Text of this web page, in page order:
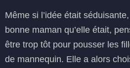
Même si l’idée était
bonne maman qu’elle était,
être trop tôt pour pousser les
de mannequin. Elle a alors